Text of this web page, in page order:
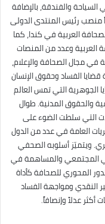
والفندقة، بالإضافة
منصب رئيس المنتدى الدولى
العربية في كندا، كما
العربية وعدد من المنصات
في مجال الصحافة والإعلام،
الفساد وحقوق الإنسان
الجوهرية التي تمس العالم
والحقوق المدنية. طوال
التي سلطت الضوء على
العامة في عدد من الدول
ويتميّز أسلوبه الصحفي
المجتمعي والمساهمة في
المحوري للصحافة كأداة
النقدي ومواجهة الفساد
أكثر عدلاً وإنصافاً.